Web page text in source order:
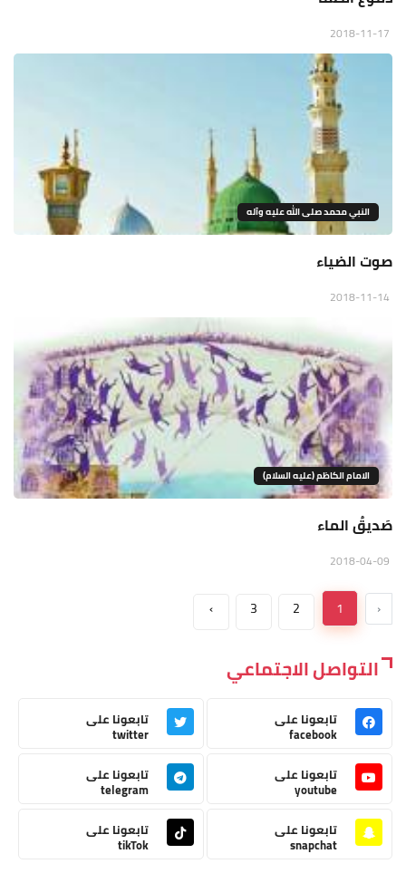
النبي محمد صلى الله عليه وآله
صوت الضياء
الامام الكاظم (عليه السلام)
صَديقُ الماء
‹
1
2
3
›
التواصل الاجتماعي
تابعونا على
facebook
تابعونا على
twitter
تابعونا على
youtube
تابعونا على
telegram
تابعونا على
snapchat
تابعونا على
tikTok